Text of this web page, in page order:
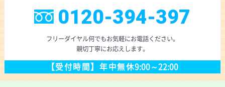
0120-394-397
フリーダイヤル何でもお気軽にお電話ください。
親切丁寧にお応えします。
【受付時間】年中無休9:00～22:00